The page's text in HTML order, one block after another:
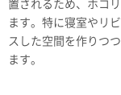
置されるため、ホコ
ます。特に寝室やリ
スした空間を作りつ
ます。